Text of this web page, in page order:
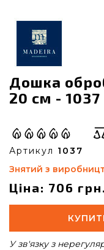
Дошка
20 см - 1037
Артикул 1037
Знятий з
Ціна: 706 грн.
У зв'язку з